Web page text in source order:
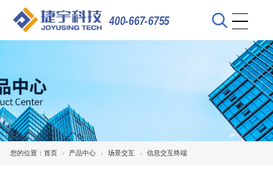
400-667-6755
您的位置： 首页 产品中心 场景交互 信息交互终端